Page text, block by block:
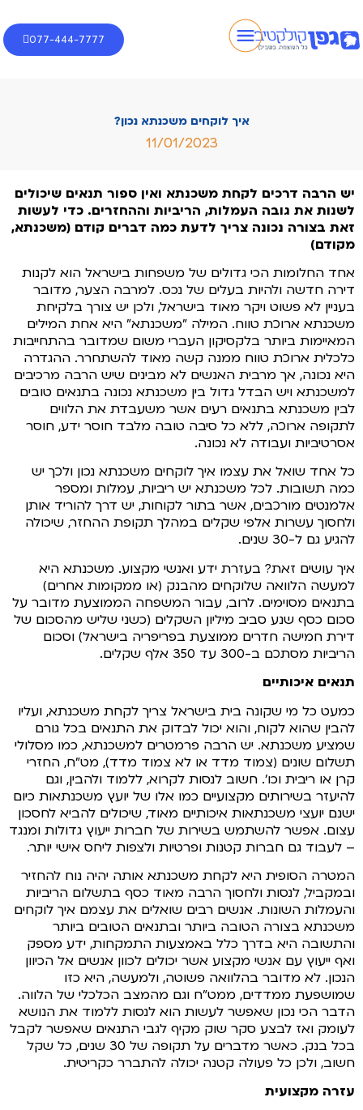
077-444-7777
איך לוקחים משכנתא נכון?
11/01/2023
יש הרבה דרכים לקחת משכנתא ואין ספור תנאים שיכולים
לשנות את גובה העמלות, הריביות וההחזרים. כדי לעשות
זאת בצורה נכונה צריך לדעת כמה דברים קודם (משכנתא,
מקודם)
אחד החלומות הכי גדולים של משפחות בישראל הוא לקנות
דירה חדשה ולהיות בעלים של נכס. למרבה הצער, מדובר
בעניין לא פשוט ויקר מאוד בישראל, ולכן יש צורך בלקיחת
משכנתא ארוכת טווח. המילה "משכנתא" היא אחת המילים
המאיימות ביותר בלקסיקון העברי משום שמדובר בהתחייבות
כלכלית ארוכת טווח ממנה קשה מאוד להשתחרר. ההגדרה
היא נכונה, אך מרבית האנשים לא מבינים שיש הרבה מרכיבים
למשכנתא ויש הבדל גדול בין משכנתא נכונה בתנאים טובים
לבין משכנתא בתנאים רעים אשר משעבדת את הלווים
לתקופה ארוכה, ללא כל סיבה טובה מלבד חוסר ידע, חוסר
אסרטיביות ועבודה לא נכונה.
כל אחד שואל את עצמו איך לוקחים משכנתא נכון ולכך יש
כמה תשובות. לכל משכנתא יש ריביות, עמלות ומספר
אלמנטים מורכבים, אשר בתור לקוחות, יש דרך להוריד אותן
ולחסוך עשרות אלפי שקלים במהלך תקופת ההחזר, שיכולה
להגיע גם ל-30 שנים.
איך עושים זאת? בעזרת ידע ואנשי מקצוע. משכנתא היא
למעשה הלוואה שלוקחים מהבנק (או ממקומות אחרים)
בתנאים מסוימים. לרוב, עבור המשפחה הממוצעת מדובר על
סכום כסף שנע סביב מיליון השקלים (כשני שליש מהסכום של
דירת חמישה חדרים ממוצעת בפריפריה בישראל) וסכום
הריביות מסתכם ב-300 עד 350 אלף שקלים.
תנאים איכותיים
כמעט כל מי שקונה בית בישראל צריך לקחת משכנתא, ועליו
להבין שהוא לקוח, והוא יכול לבדוק את התנאים בכל גורם
שמציע משכנתא. יש הרבה פרמטרים למשכנתא, כמו מסלולי
תשלום שונים (צמוד מדד או לא צמוד מדד), מט"ח, החזרי
קרן או ריבית וכו'. חשוב לנסות לקרוא, ללמוד ולהבין, וגם
להיעזר בשירותים מקצועיים כמו אלו של יועץ משכנתאות כיום
ישנם יועצי משכנתאות איכותיים מאוד, שיכולים להביא לחסכון
עצום. אפשר להשתמש בשירות של חברות ייעוץ גדולות ומנגד
– לעבוד גם חברות קטנות ופרטיות ולצפות ליחס אישי יותר.
המטרה הסופית היא לקחת משכנתא אותה יהיה נוח להחזיר
ובמקביל, לנסות ולחסוך הרבה מאוד כסף בתשלום הריביות
והעמלות השונות. אנשים רבים שואלים את עצמם איך לוקחים
משכנתא בצורה הטובה ביותר ובתנאים הטובים ביותר
והתשובה היא בדרך כלל באמצעות התמקחות, ידע מספק
ואף ייעוץ עם אנשי מקצוע אשר יכולים לכוון אנשים אל הכיוון
הנכון. לא מדובר בהלוואה פשוטה, ולמעשה, היא כזו
שמושפעת ממדדים, ממט"ח וגם מהמצב הכלכלי של הלווה.
הדבר הכי נכון שאפשר לעשות הוא לנסות ללמוד את הנושא
לעומק ואז לבצע סקר שוק מקיף לגבי התנאים שאפשר לקבל
בכל בנק. כאשר מדברים על תקופה של 30 שנים, כל שקל
חשוב, ולכן כל פעולה קטנה יכולה להתברר כקריטית.
עזרה מקצועית